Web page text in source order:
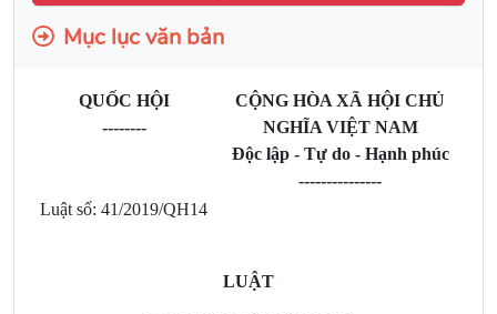
Mục lục văn bản
QUỐC HỘI
--------
CỘNG HÒA XÃ HỘI CHỦ
NGHĨA VIỆT NAM
Độc lập - Tự do - Hạnh phúc
---------------
Luật số: 41/2019/QH14
LUẬT